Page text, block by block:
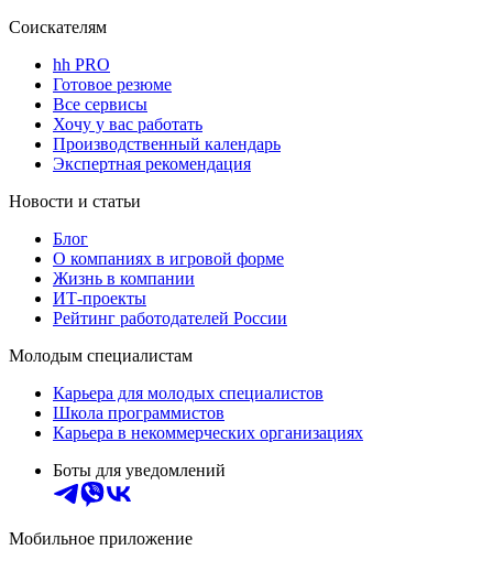
Соискателям
hh PRO
Готовое резюме
Все сервисы
Хочу у вас работать
Производственный календарь
Экспертная рекомендация
Новости и статьи
Блог
О компаниях в игровой форме
Жизнь в компании
ИТ-проекты
Рейтинг работодателей России
Молодым специалистам
Карьера для молодых специалистов
Школа программистов
Карьера в некоммерческих организациях
Боты для уведомлений
Мобильное приложение